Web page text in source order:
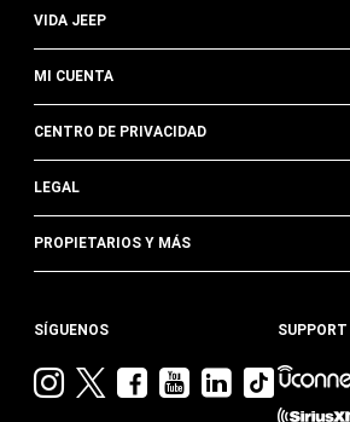
VIDA JEEP
MI CUENTA
CENTRO DE PRIVACIDAD
LEGAL
PROPIETARIOS Y MÁS
SÍGUENOS
VisitaVisitaVisitaVisitaVisita
Jeep
Visita
Jeep
SUPPORT